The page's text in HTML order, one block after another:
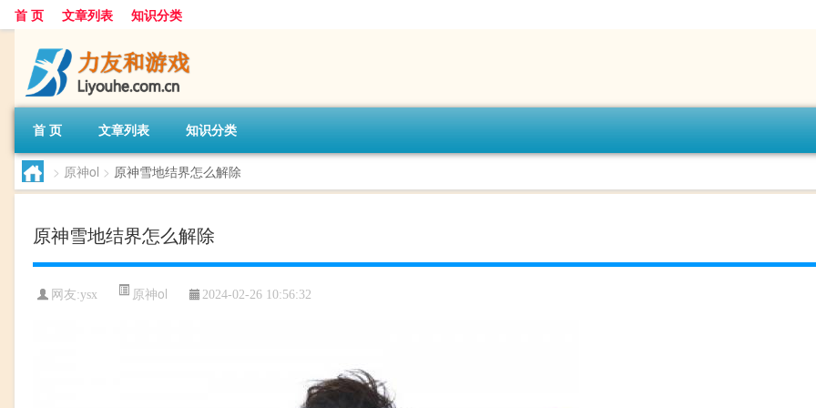
首 页 文章列表 知识分类
首 页 文章列表 知识分类
> 原神ol > 原神雪地结界怎么解除
原神雪地结界怎么解除
网友:ysx 原神ol 2024-02-26 10:56:32